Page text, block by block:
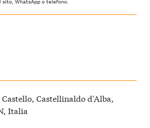
Castellinaldo d'Alba,
Italia